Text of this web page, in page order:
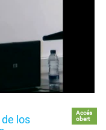
los
Accés
obert